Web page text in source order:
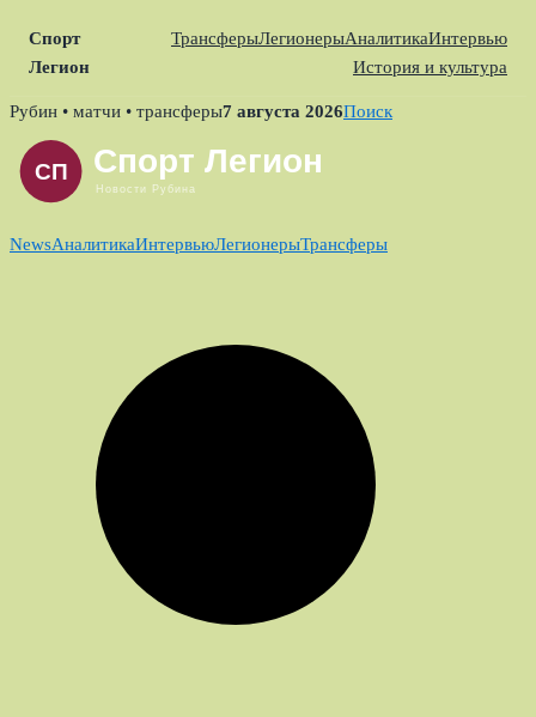
Спорт
Легион
ТрансферыЛегионерыАналитикаИнтервью
История и культура
Skip
content
Рубин • матчи • трансферы7 августа 2026Поиск
NewsАналитикаИнтервьюЛегионерыТрансферы